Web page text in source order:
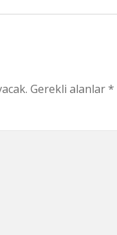
Gerekli alanlar*